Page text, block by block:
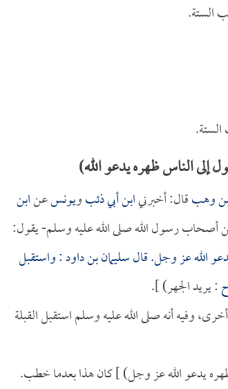
الستة.
الناس ظهره يدعو الله)
وهبقال: أخبرنيابن أبي ذئبويونسعنابن
أصحاب رسول الله صلى الله عليه وسلم- يقول:
الله عز وجل. قالسليمان بن داود: واستقبل
: يريد الجهر) ].
وفيه أنه صلى الله عليه وسلم استقبل القبلة
يدعو الله عز وجل) ] كان هذا بعدما خطب.